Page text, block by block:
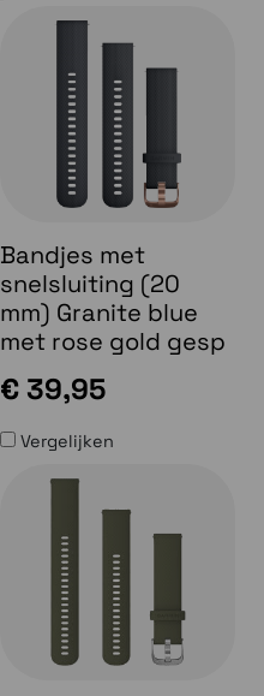
Bandjes met
snelsluiting (20
mm) Granite blue
met rose gold gesp
€ 39,95
Vergelijken